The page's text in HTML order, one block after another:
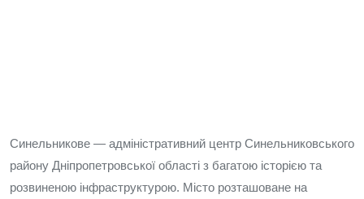
Синельникове — адміністративний центр Синельниковського
району Дніпропетровської області з багатою історією та
розвиненою інфраструктурою. Місто розташоване на